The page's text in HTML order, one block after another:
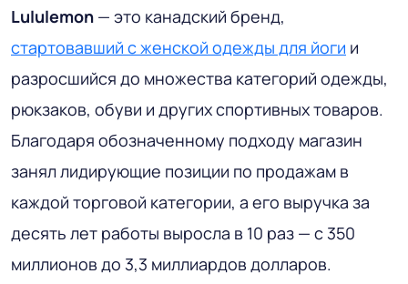
Lululemon — это канадский бренд,
стартовавший с женской одежды для йоги и
разросшийся до множества категорий одежды,
рюкзаков, обуви и других спортивных товаров.
Благодаря обозначенному подходу магазин
занял лидирующие позиции по продажам в
каждой торговой категории, а его выручка за
десять лет работы выросла в 10 раз — с 350
миллионов до 3,3 миллиардов долларов.